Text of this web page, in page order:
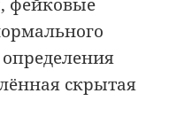
фейковые
скрытая